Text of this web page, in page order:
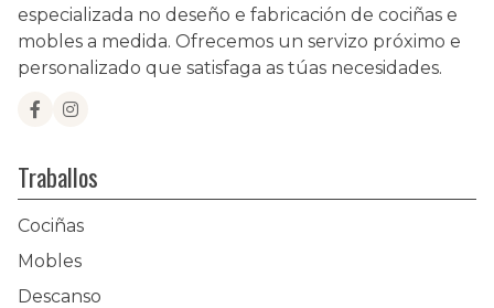
especializada no deseño e fabricación de cociñas e
mobles a medida. Ofrecemos un servizo próximo e
personalizado que satisfaga as túas necesidades.
Traballos
Cociñas
Mobles
Descanso